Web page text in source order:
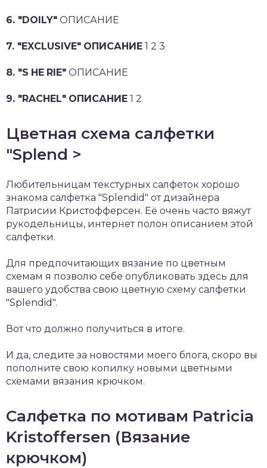
6. "DOILY" ОПИСАНИЕ
7. "EXCLUSIVE" ОПИСАНИЕ 1 2 3
8. "S HE RIE" ОПИСАНИЕ
9. "RACHEL" ОПИСАНИЕ 1 2
Цветная схема салфетки
"Splend >
Любительницам текстурных салфеток хорошо
знакома салфетка "Splendid" от дизайнера
Патрисии Кристофферсен. Её очень часто вяжут
рукодельницы, интернет полон описанием этой
салфетки.
Для предпочитающих вязание по цветным
схемам я позволю себе опубликовать здесь для
вашего удобства свою цветную схему салфетки
"Splendid".
Вот что должно получиться в итоге.
И да, следите за новостями моего блога, скоро вы
пополните свою копилку новыми цветными
схемами вязания крючком.
Салфетка по мотивам Patricia
Kristoffersen (Вязание
крючком)